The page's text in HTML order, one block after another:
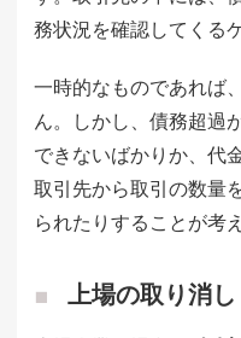
務状況を確認してくる
一時的なものであれば
ん。しかし、債務超過
できないばかりか、代
取引先から取引の数量
られたりすることが考
上場の取り消し